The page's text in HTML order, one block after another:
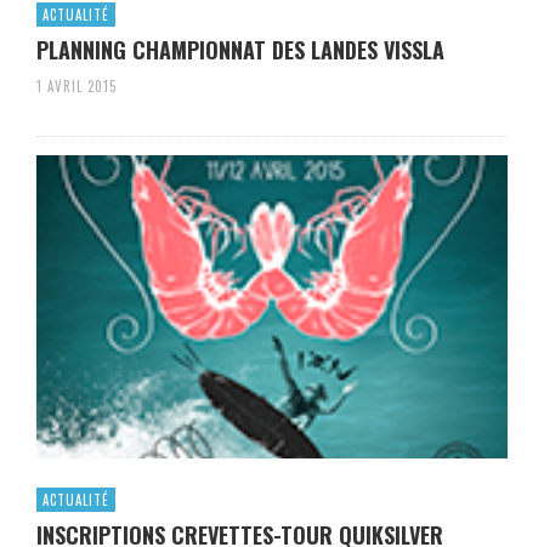
ACTUALITÉ
PLANNING CHAMPIONNAT DES LANDES VISSLA
1 AVRIL 2015
ACTUALITÉ
INSCRIPTIONS CREVETTES-TOUR QUIKSILVER